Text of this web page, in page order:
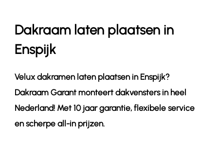
Contact
Dakraam laten plaatsen in
Enspijk
Velux dakramen laten plaatsen in Enspijk?
Dakraam Garant monteert dakvensters in heel
Nederland! Met 10 jaar garantie, flexibele service
en scherpe all-in prijzen.